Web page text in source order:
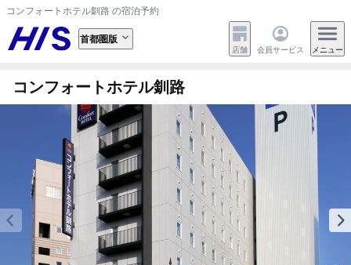
コンフォートホテル釧路 の宿泊予約
首都圏版
店舗 会員サービス メニュー
コンフォートホテル釧路